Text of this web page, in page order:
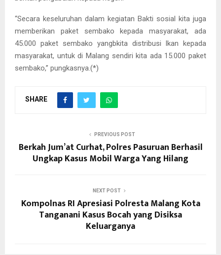
“Secara keseluruhan dalam kegiatan Bakti sosial kita juga
memberikan paket sembako kepada masyarakat, ada
45.000 paket sembako yangbkita distribusi lkan kepada
masyarakat, untuk di Malang sendiri kita ada 15.000 paket
sembako,” pungkasnya.(*)
SHARE
PREVIOUS POST
Berkah Jum’at Curhat, Polres Pasuruan Berhasil
Ungkap Kasus Mobil Warga Yang Hilang
NEXT POST
Kompolnas RI Apresiasi Polresta Malang Kota
Tanganani Kasus Bocah yang Disiksa
Keluarganya